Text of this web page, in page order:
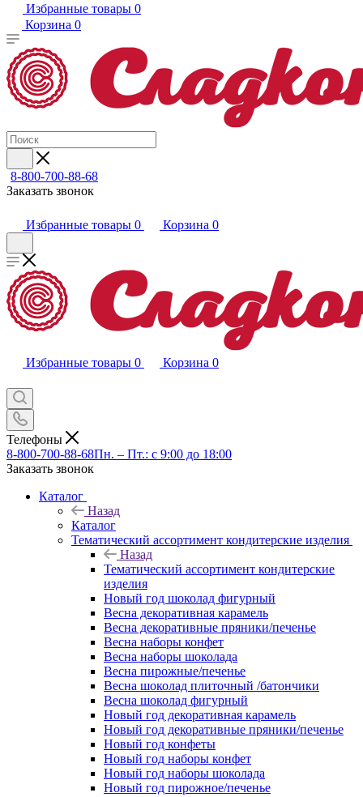
Избранные товары 0
Корзина 0
8-800-700-88-68
Заказать звонок
Избранные товары 0 Корзина 0
Избранные товары 0 Корзина 0
Телефоны
8-800-700-88-68Пн. – Пт.: с 9:00 до 18:00
Заказать звонок
Каталог
Назад
Каталог
Тематический ассортимент кондитерские изделия
Назад
Тематический ассортимент кондитерские
изделия
Новый год шоколад фигурный
Весна декоративная карамель
Весна декоративные пряники/печенье
Весна наборы конфет
Весна наборы шоколада
Весна пирожные/печенье
Весна шоколад плиточный /батончики
Весна шоколад фигурный
Новый год декоративная карамель
Новый год декоративные пряники/печенье
Новый год конфеты
Новый год наборы конфет
Новый год наборы шоколада
Новый год пирожное/печенье